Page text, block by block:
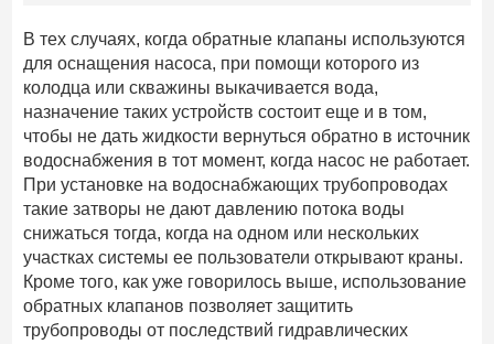
В тех случаях, когда обратные клапаны используются
для оснащения насоса, при помощи которого из
колодца или скважины выкачивается вода,
назначение таких устройств состоит еще и в том,
чтобы не дать жидкости вернуться обратно в источник
водоснабжения в тот момент, когда насос не работает.
При установке на водоснабжающих трубопроводах
такие затворы не дают давлению потока воды
снижаться тогда, когда на одном или нескольких
участках системы ее пользователи открывают краны.
Кроме того, как уже говорилось выше, использование
обратных клапанов позволяет защитить
трубопроводы от последствий гидравлических